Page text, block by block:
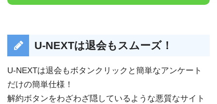
U-NEXTは退会もスムーズ！
U-NEXTは退会もボタンクリックと簡単なアンケート
だけの簡単仕様！
解約ボタンをわざわざ隠しているような悪質なサイト